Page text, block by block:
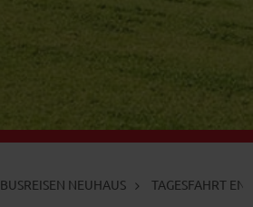
BUSREISEN NEUHAUS TAGESFAHRT